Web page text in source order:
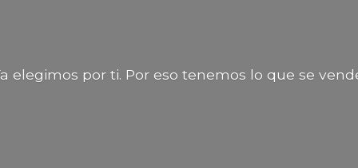
elegimos por ti. Por eso tenemos lo que se